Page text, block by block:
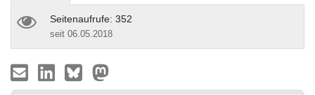
Seitenaufrufe: 352
seit 06.05.2018